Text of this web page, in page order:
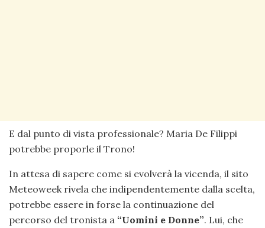
E dal punto di vista professionale? Maria De Filippi
potrebbe proporle il Trono!
In attesa di sapere come si evolverà la vicenda, il sito
Meteoweek rivela che indipendentemente dalla scelta,
potrebbe essere in forse la continuazione del
percorso del tronista a “Uomini e Donne”. Lui, che